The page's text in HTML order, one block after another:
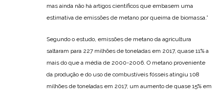
mas ainda não há artigos científicos que embasem uma
estimativa de emissões de metano por queima de biomassa.”
Segundo o estudo, emissões de metano da agricultura
saltaram para 227 milhões de toneladas em 2017, quase 11% a
mais do que a média de 2000-2006. O metano proveniente
da produção e do uso de combustíveis fósseis atingiu 108
milhões de toneladas em 2017, um aumento de quase 15% em